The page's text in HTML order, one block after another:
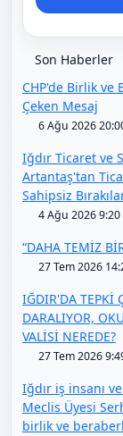
Son Haberler
CHP'de Birlik ve
Çeken Mesaj
6 Ağu 2026
Iğdır Ticaret ve
Artantaş'tan
Sahipsiz
4 Ağu 2026 9:20
“DAHA TEMİZ
27 Tem 2026
IĞDIR'DA TEPKİ
DARALIYOR,
VALİSİ NEREDE?
27 Tem 2026
Iğdır iş insanı
Meclis Üyesi
birlik ve